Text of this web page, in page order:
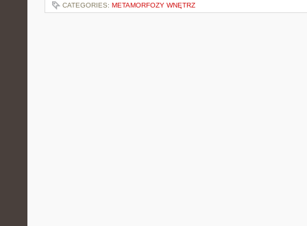
CATEGORIES: METAMORFOZY WNĘTRZ